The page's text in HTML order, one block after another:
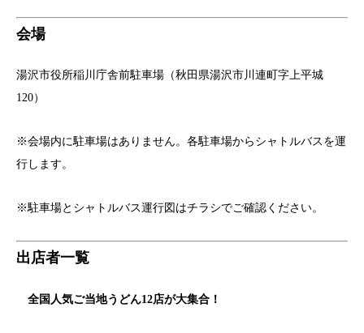
会場
湯沢市役所稲川庁舎前駐車場（秋田県湯沢市川連町字上平城
120）
※会場内に駐車場はありません。各駐車場からシャトルバスを運
行します。
※駐車場とシャトルバス運行図はチラシでご確認ください。
出店者一覧
全国人気ご当地うどん12店が大集合！